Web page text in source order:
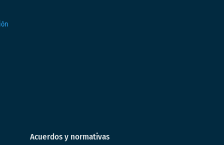
Acuerdos y normativas